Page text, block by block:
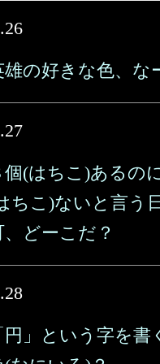
雄の好きな色、な
個(はちこ)あるの
ちこ)ないと言う
、どーこだ？
円」という字を書